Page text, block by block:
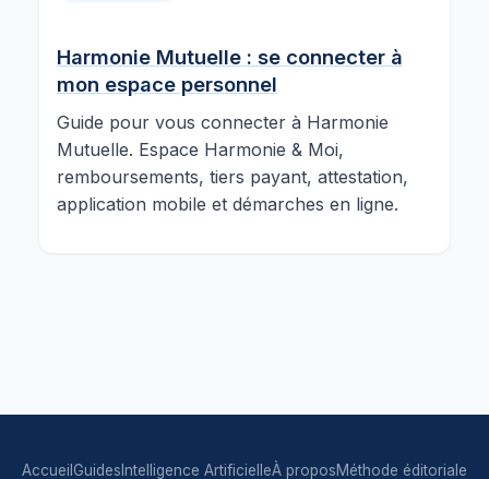
Harmonie Mutuelle : se connecter à
mon espace personnel
Guide pour vous connecter à Harmonie
Mutuelle. Espace Harmonie & Moi,
remboursements, tiers payant, attestation,
application mobile et démarches en ligne.
AccueilGuidesIntelligence ArtificielleÀ proposMéthode éditoriale